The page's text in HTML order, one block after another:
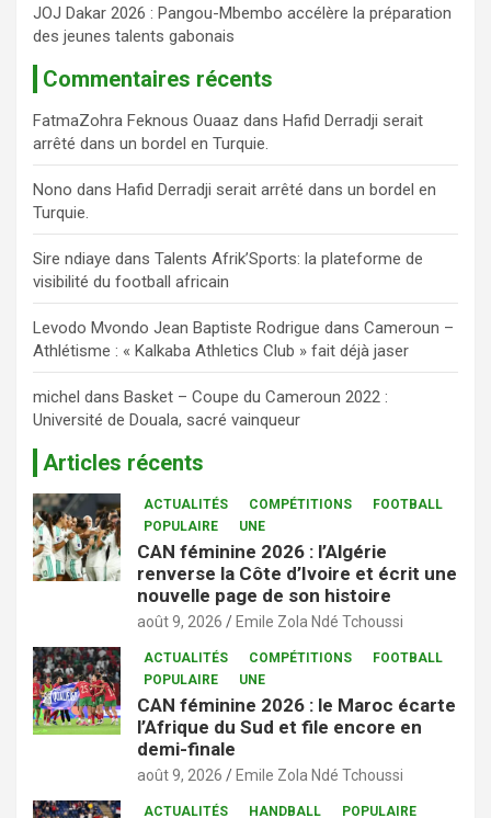
JOJ Dakar 2026 : Pangou-Mbembo accélère la préparation
des jeunes talents gabonais
Commentaires récents
FatmaZohra Feknous Ouaaz dans Hafid Derradji serait
arrêté dans un bordel en Turquie.
Nono dans Hafid Derradji serait arrêté dans un bordel en
Turquie.
Sire ndiaye dans Talents Afrik’Sports: la plateforme de
visibilité du football africain
Levodo Mvondo Jean Baptiste Rodrigue dans Cameroun –
Athlétisme : « Kalkaba Athletics Club » fait déjà jaser
michel dans Basket – Coupe du Cameroun 2022 :
Université de Douala, sacré vainqueur
Articles récents
ACTUALITÉS COMPÉTITIONS
FOOTBALL
POPULAIRE
UNE
CAN féminine 2026 : l’Algérie
renverse la Côte d’Ivoire et écrit une
nouvelle page de son histoire
août 9, 2026 Emile Zola Ndé Tchoussi
ACTUALITÉS COMPÉTITIONS
FOOTBALL
POPULAIRE
UNE
CAN féminine 2026 : le Maroc écarte
l’Afrique du Sud et file encore en
demi-finale
août 9, 2026 Emile Zola Ndé Tchoussi
ACTUALITÉS HANDBALL POPULAIRE